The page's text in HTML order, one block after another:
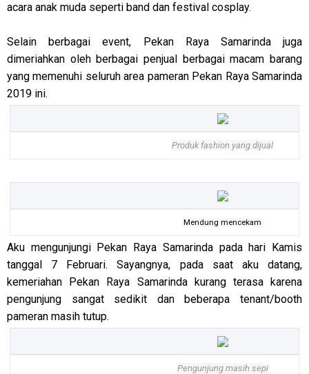
acara anak muda seperti band dan festival cosplay.
Selain berbagai event, Pekan Raya Samarinda juga
dimeriahkan oleh berbagai penjual berbagai macam barang
yang memenuhi seluruh area pameran Pekan Raya Samarinda
2019 ini.
Produk fashion yang dijual
Mendung mencekam
Aku mengunjungi Pekan Raya Samarinda pada hari Kamis
tanggal 7 Februari. Sayangnya, pada saat aku datang,
kemeriahan Pekan Raya Samarinda kurang terasa karena
pengunjung sangat sedikit dan beberapa tenant/booth
pameran masih tutup.
Pengunjung masih sepi